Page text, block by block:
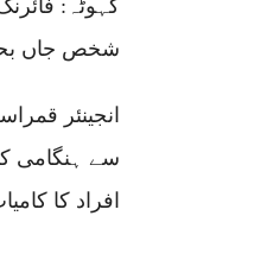
کہوٹہ:
شخص جاں
انجینئر
افراد کا